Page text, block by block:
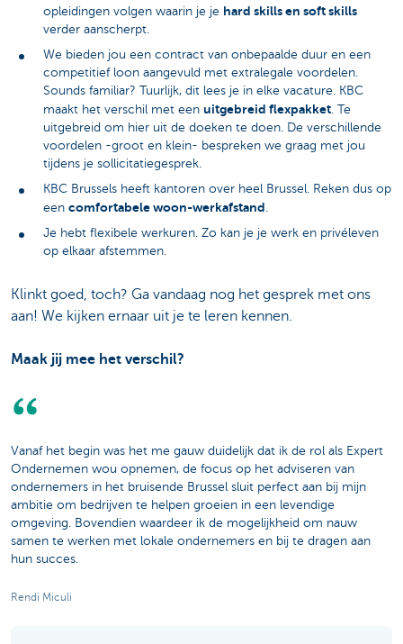
opleidingen volgen waarin je je hard skills en soft skills
verder aanscherpt.
We bieden jou een contract van onbepaalde duur en een
competitief loon aangevuld met extralegale voordelen.
Sounds familiar? Tuurlijk, dit lees je in elke vacature. KBC
maakt het verschil met een uitgebreid flexpakket . Te
uitgebreid om hier uit de doeken te doen. De verschillende
voordelen -groot en klein- bespreken we graag met jou
tijdens je sollicitatiegesprek.
KBC Brussels heeft kantoren over heel Brussel. Reken dus op
een comfortabele woon-werkafstand
Je hebt flexibele werkuren. Zo kan je je werk en privéleven
op elkaar afstemmen.
Klinkt goed, toch? Ga vandaag nog het gesprek met ons
aan! We kijken ernaar uit je te leren kennen.
Maak jij mee het verschil?
Vanaf het begin was het me gauw duidelijk dat ik de rol als Expert
Ondernemen wou opnemen, de focus op het adviseren van
ondernemers in het bruisende Brussel sluit perfect aan bij mijn
ambitie om bedrijven te helpen groeien in een levendige
omgeving. Bovendien waardeer ik de mogelijkheid om nauw
samen te werken met lokale ondernemers en bij te dragen aan
hun succes.
Rendi Miculi